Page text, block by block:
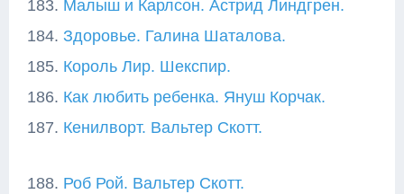
183. Малыш и Карлсон. Астрид Линдгрен.
184. Здоровье. Галина Шаталова.
185. Король Лир. Шекспир.
186. Как любить ребенка. Януш Корчак.
187. Кенилворт. Вальтер Скотт.
188. Роб Рой. Вальтер Скотт.